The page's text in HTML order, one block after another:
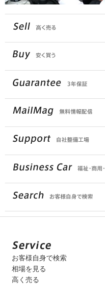
お客様自身で検索
相場を見る
高く売る